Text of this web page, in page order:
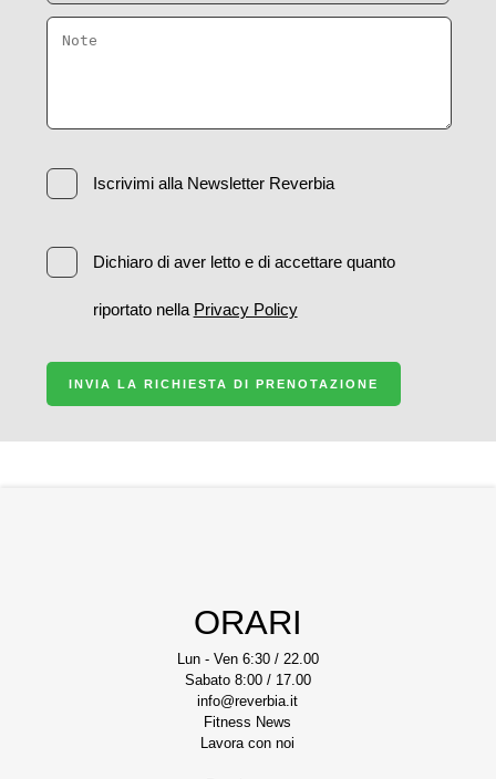
Iscrivimi alla Newsletter Reverbia
Dichiaro di aver letto e di accettare quanto
riportato nella Privacy Policy
INVIA LA RICHIESTA DI PRENOTAZIONE
ORARI
Lun - Ven 6:30 / 22.00
Sabato 8:00 / 17.00
info@reverbia.it
Fitness News
Lavora con noi